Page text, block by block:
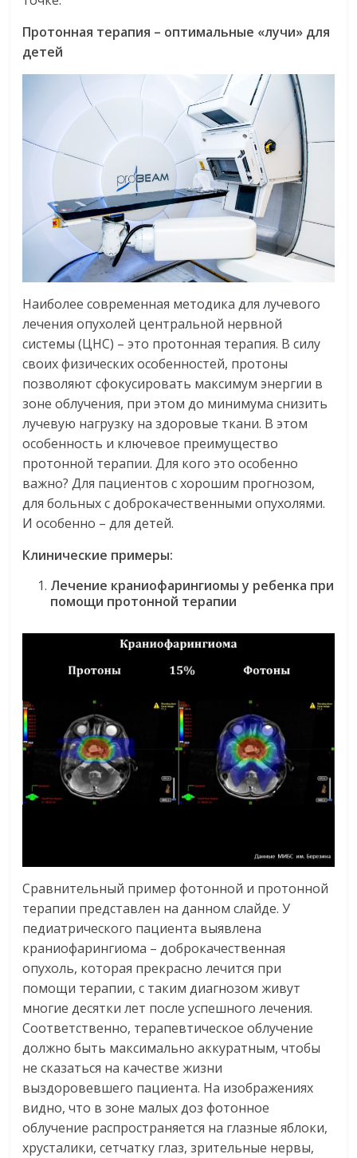
Протонная терапия – оптимальные «лучи» для
детей
Наиболее современная методика для лучевого
лечения опухолей центральной нервной
системы (ЦНС) – это протонная терапия. В силу
своих физических особенностей, протоны
позволяют сфокусировать максимум энергии в
зоне облучения, при этом до минимума снизить
лучевую нагрузку на здоровые ткани. В этом
особенность и ключевое преимущество
протонной терапии. Для кого это особенно
важно? Для пациентов с хорошим прогнозом,
для больных с доброкачественными опухолями.
И особенно – для детей.
Клинические примеры:
Лечение краниофарингиомы у ребенка при
помощи протонной терапии
Сравнительный пример фотонной и протонной
терапии представлен на данном слайде. У
педиатрического пациента выявлена
краниофарингиома – доброкачественная
опухоль, которая прекрасно лечится при
помощи терапии, с таким диагнозом живут
многие десятки лет после успешного лечения.
Соответственно, терапевтическое облучение
должно быть максимально аккуратным, чтобы
не сказаться на качестве жизни
выздоровевшего пациента. На изображениях
видно, что в зоне малых доз фотонное
облучение распространяется на глазные яблоки,
хрусталики, сетчатку глаз, зрительные нервы,